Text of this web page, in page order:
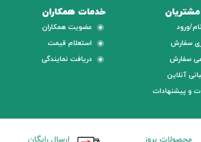
خدمات همکاران
ورود
سفارش
سفارش
آنلاین
و پیشنهادات
عضویت همکاران
استعلام قیمت
دریافت نمایندگی
محصولات بروز ارسال رایگان